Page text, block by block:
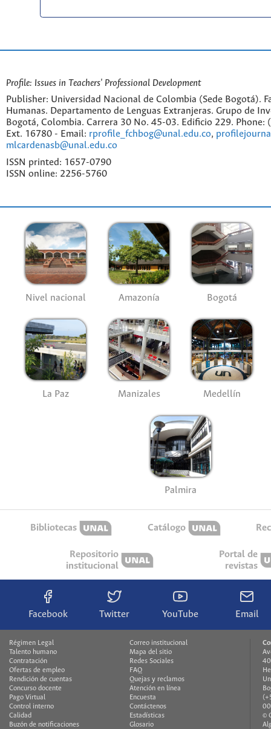
Profile: Issues in Teachers' Professional Development
Publisher: Universidad Nacional de Colombia (Sede Bogotá).
Humanas. Departamento de Lenguas Extranjeras. Grupo de
Bogotá, Colombia. Carrera 30 No. 45-03. Edificio 229. Phone:
Ext. 16780 - Email: rprofile_fchbog@unal.edu.co,
mlcardenasb@unal.edu.co
ISSN printed: 1657-0790
ISSN online: 2256-5760
Nivel nacional Amazonía Bogotá
La Paz Manizales Medellín
Palmira
Bibliotecas Catálogo
Repositorio
institucional
Portal de
revistas
Facebook Twitter YouTube Email
Régimen Legal
Talento humano
Contratación
Ofertas de empleo
Rendición de cuentas
Concurso docente
Pago Virtual
Control interno
Calidad
Buzón de notificaciones
Correo institucional
Mapa del sitio
Redes Sociales
FAQ
Quejas y reclamos
Atención en línea
Encuesta
Contáctenos
Estadísticas
Glosario
©